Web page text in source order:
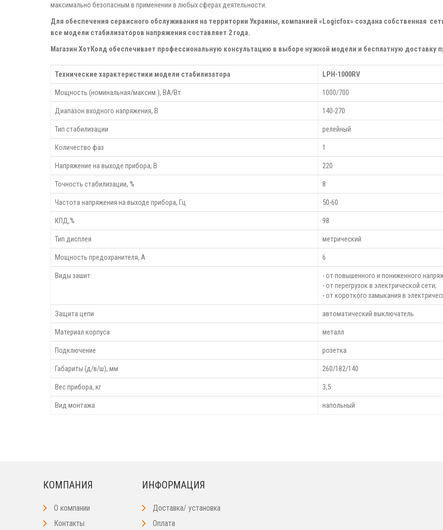
максимально безопасным в применении в любых сферах деятельности.
Для обеспечения сервисного обслуживания на территории Украины, компанией «Logicfox» создана собственная
все модели стабилизаторов напряжения составляет 2 года.
Магазин ХотКолд обеспечивает профессиональную консультацию в выборе нужной модели и бесплатную доставку
Технические характеристики модели стабилизатора LPH-1000RV
Мощность (номинальная/максим.), ВА/Вт 1000/700
Диапазон входного напряжения, В 140-270
Тип стабилизации релейный
Количество фаз 1
Напряжение на выходе прибора, В 220
Точность стабилизации, % 8
Частота напряжения на выходе прибора, Гц 50-60
КПД,% 98
Тип дисплея метрический
Мощность предохранителя, А 6
Виды зашит:
- от повышенного и пониженного
- от перегрузок в электрической сети;
- от короткого замыкания в
Защита цепи автоматический выключатель
Материал корпуса металл
Подключение розетка
Габариты (д/в/ш), мм 260/182/140
Вес прибора, кг 3,5
Вид монтажа напольный
КОМПАНИЯ
О компании
Контакты
ИНФОРМАЦИЯ
Доставка/ установка
Оплата